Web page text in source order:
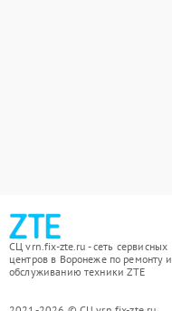
СЦ vrn.fix-zte.ru - сеть сервисных
центров в Воронеже по ремонту и
обслуживанию техники ZTE